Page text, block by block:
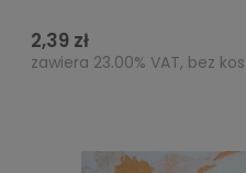
2,39 zł
zawiera 23.00% VAT, bez